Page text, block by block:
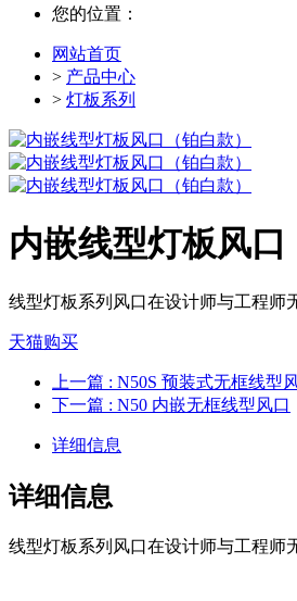
您的位置：
网站首页
> 产品中心
> 灯板系列
内嵌线型灯板风口
线型灯板系列风口在设计师与工程师
天猫购买
上一篇 : N50S 预装式无框线型
下一篇 : N50 内嵌无框线型风口
详细信息
详细信息
线型灯板系列风口在设计师与工程师